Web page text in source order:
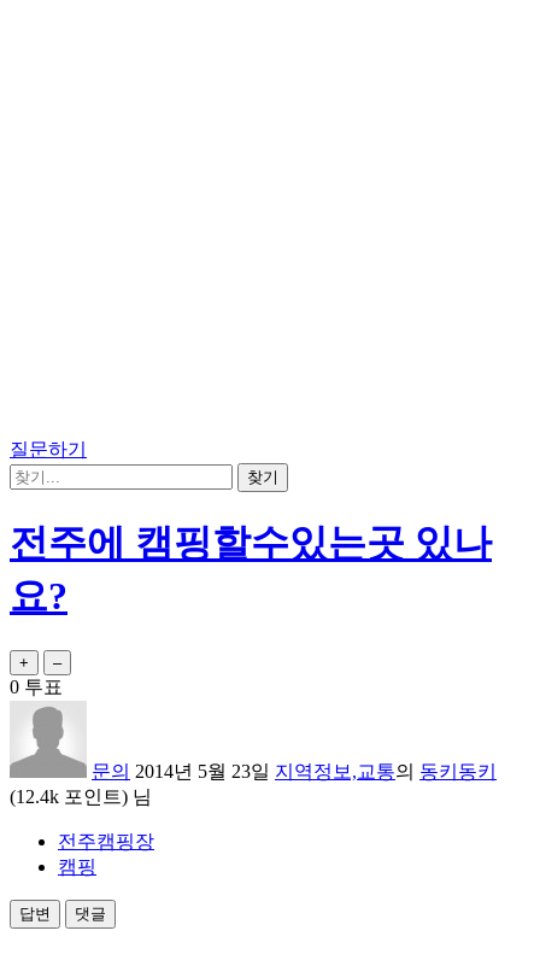
질문하기
전주에 캠핑할수있는곳 있나
요?
0 투표
문의 2014년 5월 23일 지역정보,교통의 동키동키
(12.4k 포인트) 님
전주캠핑장
캠핑